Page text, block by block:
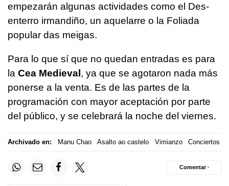
empezarán algunas actividades como el Des-
enterro irmandiño, un aquelarre o la Foliada
popular das meigas.
Para lo que sí que no quedan entradas es para
la Cea Medieval, ya que se agotaron nada más
ponerse a la venta. Es de las partes de la
programación con mayor aceptación por parte
del público, y se celebrará la noche del viernes.
Archivado en: Manu Chao Asalto ao castelo Vimianzo Conciertos
Comentar ·